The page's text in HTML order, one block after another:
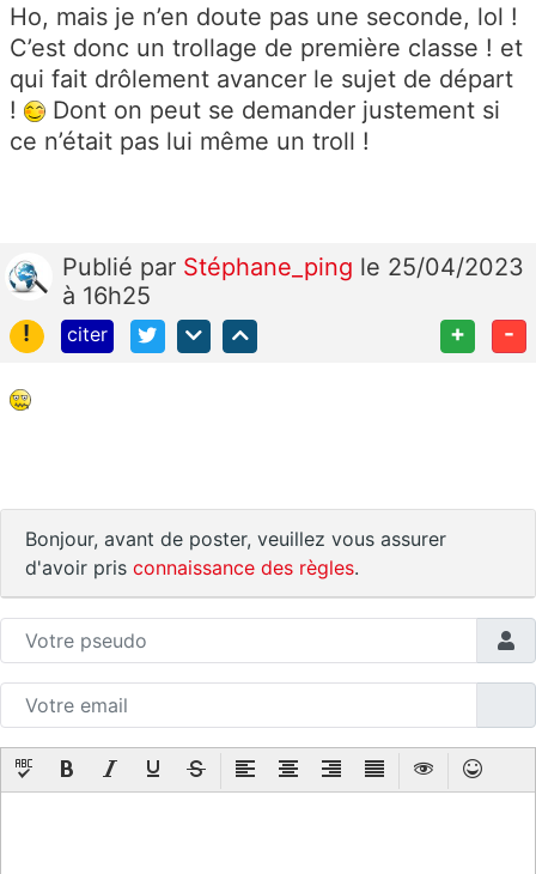
Ho, mais je n’en doute pas une seconde, lol !
C’est donc un trollage de première classe ! et
qui fait drôlement avancer le sujet de départ
!
Dont on peut se demander justement si
ce n’était pas lui même un troll !
Publié par Stéphane_ping le 25/04/2023
à 16h25
!
citer + -
Bonjour, avant de poster, veuillez vous assurer
d'avoir pris connaissance des règles.